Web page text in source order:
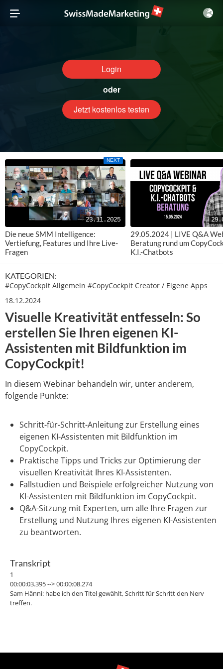
Login
oder
Jetzt kostenlos testen
23.11.2025
NEXT
Die neue SMM Intelligence:
Vertiefung, Features und Ihre Live-
Fragen
29.05.2024 | LIVE Q&A
Beratung rund um
K.I.-Chatbots
KATEGORIEN:
#CopyCockpit Allgemein #CopyCockpit Creator / Eigene Apps
18.12.2024
Visuelle Kreativität entfesseln: So
erstellen Sie Ihren eigenen KI-
Assistenten mit Bildfunktion im
CopyCockpit!
In diesem Webinar behandeln wir, unter anderem,
folgende Punkte:
Schritt-für-Schritt-Anleitung zur Erstellung eines
eigenen KI-Assistenten mit Bildfunktion im
CopyCockpit.
Praktische Tipps und Tricks zur Optimierung der
visuellen Kreativität Ihres KI-Assistenten.
Fallstudien und Beispiele erfolgreicher Nutzung von
KI-Assistenten mit Bildfunktion im CopyCockpit.
Q&A-Sitzung mit Experten, um alle Ihre Fragen zur
Erstellung und Nutzung Ihres eigenen KI-Assistenten
zu beantworten.
Transkript
1
00:00:03.395 --> 00:00:08.274
Sam Hänni: habe ich den Titel gewählt, Schritt für Schritt den Nerv
treffen.
Ganz und gar nicht.